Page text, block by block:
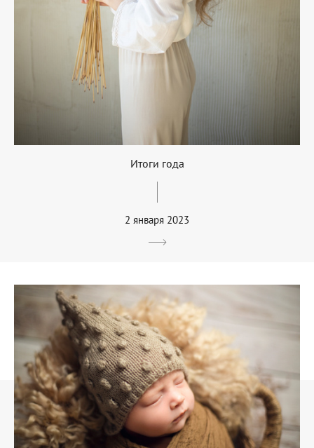
Итоги года
2 января 2023